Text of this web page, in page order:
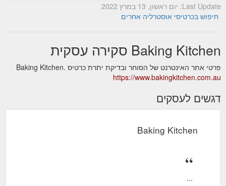
Last Update: יום ראשון, 13 במרץ 2022
חיפוש בכרטיסי אוסטרליה אחרים
Baking Kitchen סקירה עסקית
פרטי אתר האינטרנט של הסוחר ובדיקת יתרת כרטיס Baking Kitchen.
https://www.bakingkitchen.com.au
דגשים לעסקים
Baking Kitchen
...